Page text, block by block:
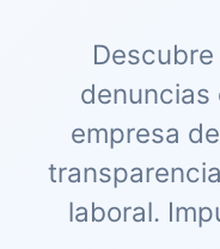
empresa
laboral.